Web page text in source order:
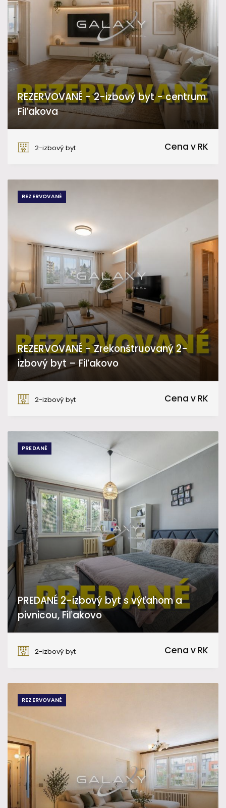
REZERVOVANÉ - 2-izbový byt - centrum
Fiľakova
2-izbový byt
Cena v RK
REZERVOVANÉ
REZERVOVANÉ - Zrekonštruovaný 2-
izbový byt – Fiľakovo
2-izbový byt
Cena v RK
PREDANÉ
PREDANÉ 2-izbový byt s výťahom a
pivnicou, Fiľakovo
2-izbový byt
Cena v RK
REZERVOVANÉ